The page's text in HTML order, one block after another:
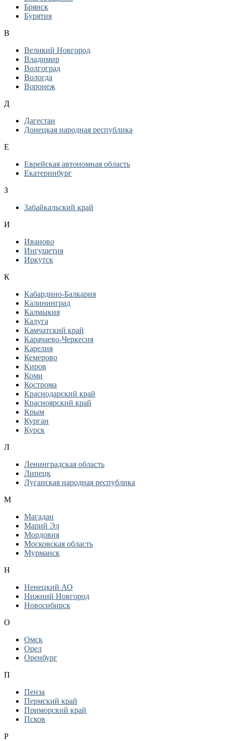
Брянск
Бурятия
В
Великий Новгород
Владимир
Волгоград
Вологда
Воронеж
Д
Дагестан
Донецкая народная республика
Е
Еврейская автономная область
Екатеринбург
З
Забайкальский край
И
Иваново
Ингушетия
Иркутск
К
Кабардино-Балкария
Калининград
Калмыкия
Калуга
Камчатский край
Карачаево-Черкесия
Карелия
Кемерово
Киров
Коми
Кострома
Краснодарский край
Красноярский край
Крым
Курган
Курск
Л
Ленинградская область
Липецк
Луганская народная республика
М
Магадан
Марий Эл
Мордовия
Московская область
Мурманск
Н
Ненецкий АО
Нижний Новгород
Новосибирск
О
Омск
Орел
Оренбург
П
Пенза
Пермский край
Приморский край
Псков
Р